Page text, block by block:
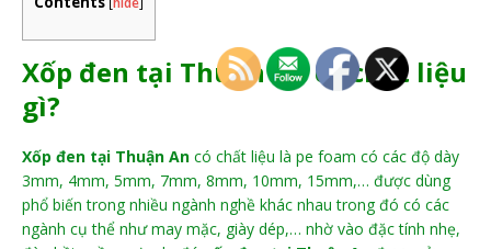
Xốp đen tại Thuận An có chất liệu
gì?
Xốp đen tại Thuận An có chất liệu là pe foam có các độ dày
3mm, 4mm, 5mm, 7mm, 8mm, 10mm, 15mm,… được dùng
phổ biến trong nhiều ngành nghề khác nhau trong đó có các
ngành cụ thể như may mặc, giày dép,… nhờ vào đặc tính nhẹ,